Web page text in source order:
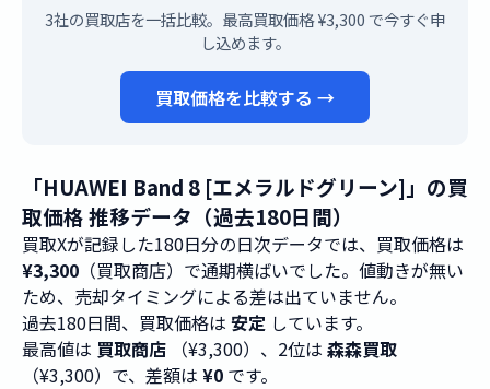
3社の買取店を一括比較。最高買取価格 ¥3,300 で今すぐ申
し込めます。
買取価格を比較する →
「HUAWEI Band 8 [エメラルドグリーン]」の買
取価格 推移データ（過去180日間）
買取Xが記録した180日分の日次データでは、買取価格は
¥3,300 （買取商店）で通期横ばいでした。値動きが無い
ため、売却タイミングによる差は出ていません。
過去180日間、買取価格は 安定 しています。
最高値は 買取商店 （¥3,300）、2位は 森森買取
（¥3,300）で、差額は ¥0 です。